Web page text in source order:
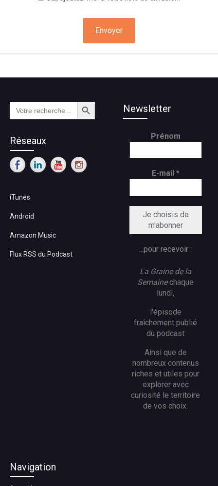
Search
for:
Search Button
Réseaux
iTunes
Android
Amazon Music
Flux RSS du Podcast
Newsletter
Prénom
E-mail *
...pour recevoir :
La Graine de la
Semainechaque
lundi,
l'épisode
fraîchement publié
du podcast
Ainsi que de
nombreux contenus
riches et utiles pour
explorer avec
curiosité le territoire
de vos choix.
Navigation